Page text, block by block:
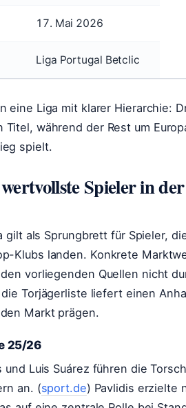
17. Mai 2026
Liga Portugal Betclic
eine Liga mit klarer Hierarchie:
Titel, während der Rest um
spielt.
Spieler in
gilt als Sprungbrett für Spieler,
Klubs landen. Konkrete
vorliegenden Quellen nicht
Torjägerliste liefert einen
Markt prägen.
25/26
und Luis Suárez führen die
an. (sport.de) Pavlidis erzielte